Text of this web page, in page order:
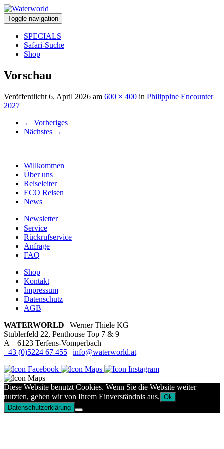
Toggle navigation
SPECIALS
Safari-Suche
Shop
Vorschau
Veröffentlicht 6. April 2026 am 600 × 400 in Philippine Encounter
2027
← Vorheriges
Nächstes →
Willkommen
Über uns
Reiseleiter
ECO Reisen
News
Newsletter
Service
Rückrufservice
Anfrage
FAQ
Shop
Kontakt
Impressum
Datenschutz
AGB
WATERWORLD | Werner Thiele KG
Stublerfeld 22, Penthouse Top 7 & 9
A – 6123 Terfens-Vomperbach
+43 (0)5224 67 455 | info@waterworld.at
Diese Website benutzt Cookies. Wenn Sie die Website weiter
nutzten, gehen wir von Ihrem Einverständnis aus. Ok
Datenschutzerklärung